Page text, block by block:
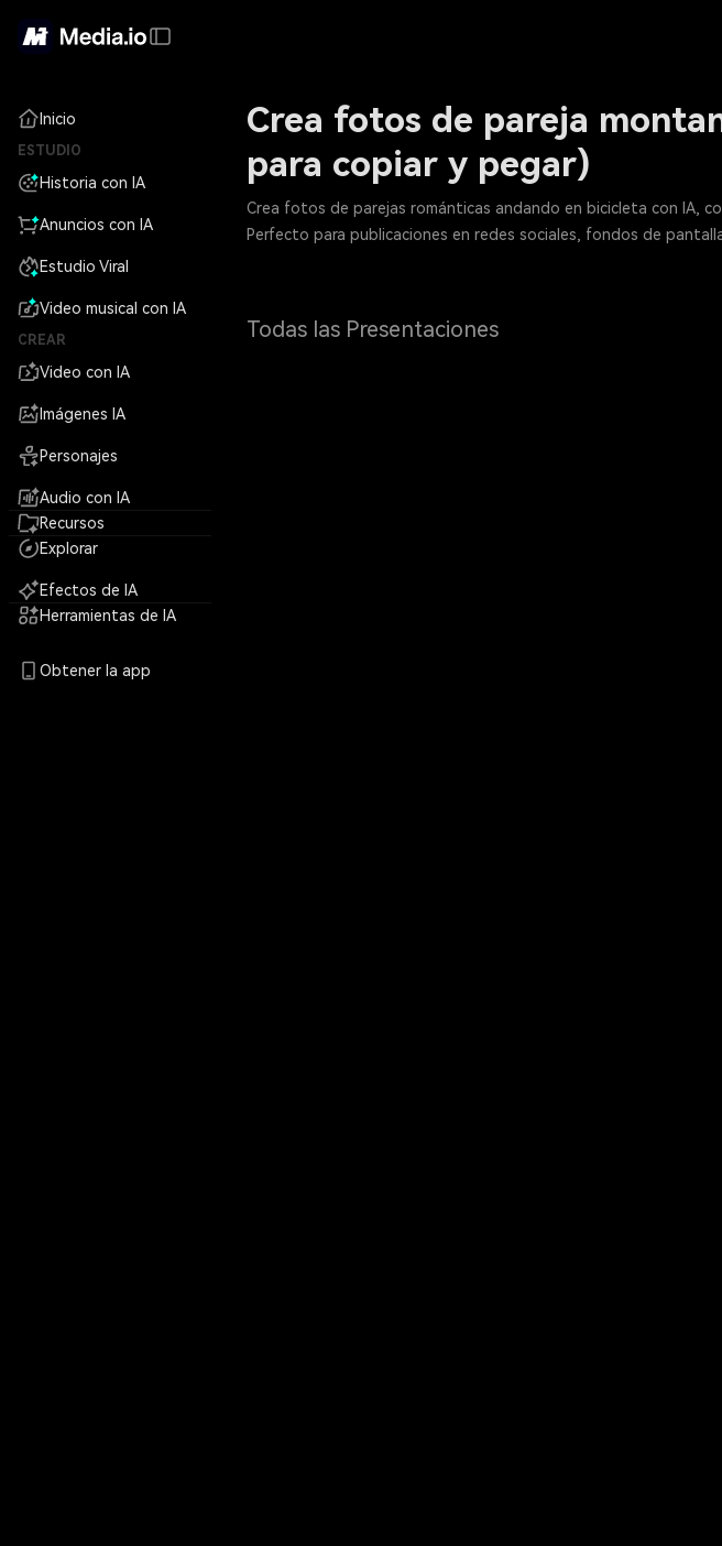
Inicio
ESTUDIO
Historia con IA
Anuncios con IA
Estudio Viral
Video musical con IA
CREAR
Video con IA
Imágenes IA
Personajes
Audio con IA
Recursos
Explorar
Efectos de IA
Herramientas de IA
Obtener la app
Crea fotos de pareja
para copiar y pegar)
Crea fotos de parejas románticas andando en bicicleta con IA,
Perfecto para publicaciones en redes sociales, fondos de
Todas las Presentaciones